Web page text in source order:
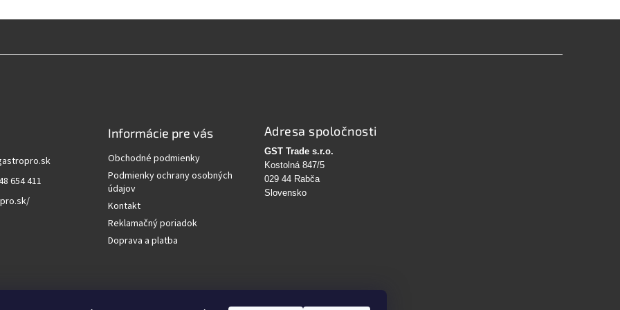
654 411
Informácie pre vás
Obchodné podmienky
Podmienky ochrany osobných
údajov
Kontakt
Reklamačný poriadok
Doprava a platba
Adresa spoločnosti
GST Trade s.r.o.
Kostolná 847/5
029 44 Rabča
Slovensko